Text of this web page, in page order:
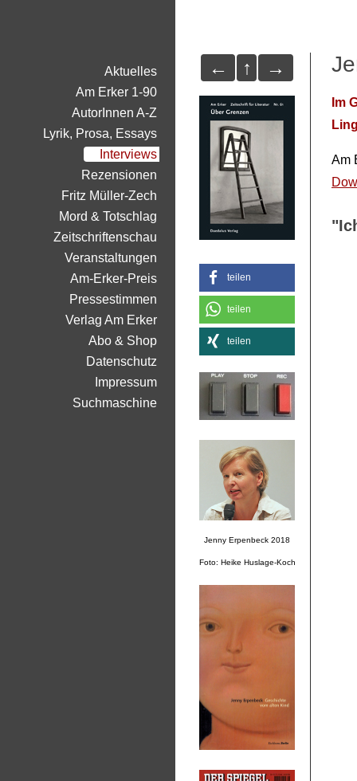
← ↑ →
teilen
teilen
teilen
Jenny Erpenbeck 2018
Foto: Heike Huslage-Koch
Im
Am
Aktuelles
Am Erker 1-90
AutorInnen A-Z
Lyrik, Prosa, Essays
Interviews
Rezensionen
Fritz Müller-Zech
Mord & Totschlag
Zeitschriftenschau
Veranstaltungen
Am-Erker-Preis
Pressestimmen
Verlag Am Erker
Abo & Shop
Datenschutz
Impressum
Suchmaschine